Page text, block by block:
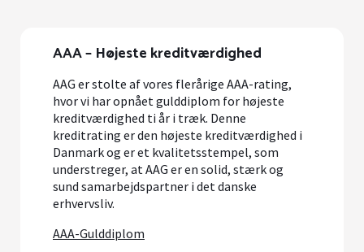
AAA – Højeste kreditværdighed
AAG er stolte af vores flerårige AAA-rating,
hvor vi har opnået gulddiplom for højeste
kreditværdighed ti år i træk. Denne
kreditrating er den højeste kreditværdighed i
Danmark og er et kvalitetsstempel, som
understreger, at AAG er en solid, stærk og
sund samarbejdspartner i det danske
erhvervsliv.
AAA-Gulddiplom